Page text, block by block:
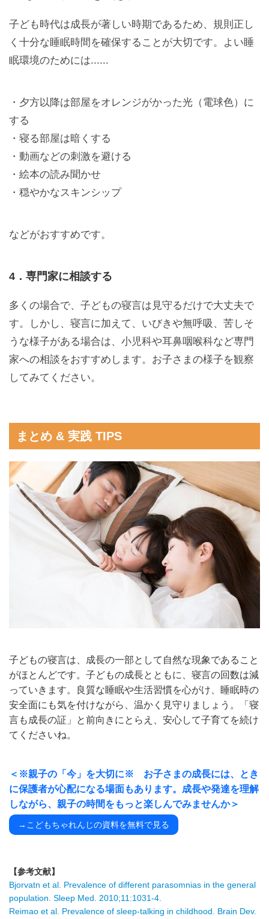
子ども時代は成長が著しい時期であるため、規則正し
く十分な睡眠時間を確保することが大切です。よい睡
眠環境のためには......
・夕方以降は部屋をオレンジがかった光（電球色）に
する
・寝る部屋は暗くする
・動画などの刺激を避ける
・絵本の読み聞かせ
・穏やかなスキンシップ
などがおすすめです。
4．専門家に相談する
多くの場合で、子どもの寝言は見守るだけで大丈夫で
す。しかし、寝言に加えて、いびきや無呼吸、苦しそ
うな様子がある場合は、小児科や耳鼻咽喉科など専門
家への相談をおすすめします。お子さまの様子を観察
してみてください。
まとめ & 実践 TIPS
子どもの寝言は、成長の一部として自然な現象であること
がほとんどです。子どもの成長とともに、寝言の回数は減
っていきます。良質な睡眠や生活習慣を心がけ、睡眠時の
安全面にも気を付けながら、温かく見守りましょう。「寝
言も成長の証」と前向きにとらえ、安心して子育てを続け
てくださいね。
＜※親子の「今」を大切に※ お子さまの成長には、とき
に保護者が心配になる場面もあります。成長や発達を理解
しながら、親子の時間をもっと楽しんでみませんか＞
→こどもちゃれんじの資料を無料で見る
【参考文献】
Bjorvatn et al. Prevalence of different parasomnias in the general
population. Sleep Med. 2010;11:1031-4.
Reimao et al. Prevalence of sleep-talking in childhood. Brain Dev.